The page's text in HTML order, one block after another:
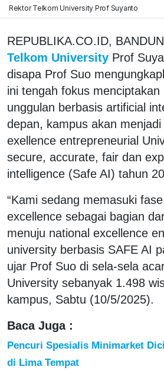
Rektor Telkom University Prof Suyanto
REPUBLIKA.CO.ID,
Telkom University Prof
disapa Prof Suo
ini tengah fokus menciptakan
unggulan berbasis artificial
depan, kampus akan menjadi
exellence entrepreneurial
secure, accurate, fair dan
intelligence (Safe AI) tahun
“Kami sedang memasuki
excellence sebagai bagian
menuju national excellence
university berbasis SAFE AI
ujar Prof Suo di sela-sela
University sebanyak 1.498
kampus, Sabtu (10/5/2025).
Baca Juga :
Pencuri Spesialis Minimarket
di Lima Tempat